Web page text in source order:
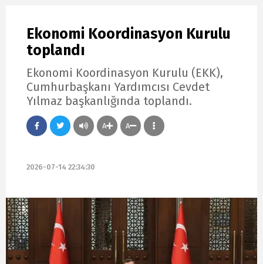
Ekonomi Koordinasyon Kurulu
toplandı
Ekonomi Koordinasyon Kurulu (EKK),
Cumhurbaşkanı Yardımcısı Cevdet
Yılmaz başkanlığında toplandı.
A A
2026-07-14 22:34:30